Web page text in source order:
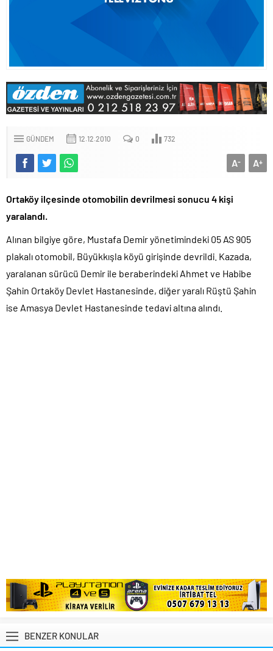
GÜNDEM 12.12.2010 0 732
A+
A-
Ortaköy ilçesinde otomobilin devrilmesi sonucu 4 kişi
yaralandı.
Alınan bilgiye göre, Mustafa Demir yönetimindeki 05 AS 905
plakalı otomobil, Büyükkışla köyü girişinde devrildi. Kazada,
yaralanan sürücü Demir ile beraberindeki Ahmet ve Habibe
Şahin Ortaköy Devlet Hastanesinde, diğer yaralı Rüştü Şahin
ise Amasya Devlet Hastanesinde tedavi altına alındı.
BENZER KONULAR